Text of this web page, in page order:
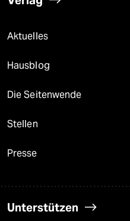
Aktuelles
Hausblog
Die Seitenwende
Stellen
Presse
Unterstützen